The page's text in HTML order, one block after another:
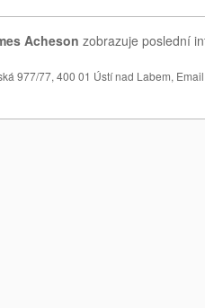
Acheson zobrazuje poslední
977/77, 400 01 Ústí nad Labem,